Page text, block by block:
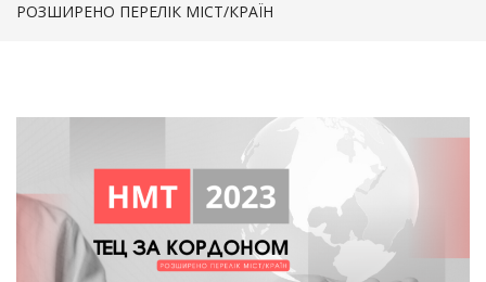
РОЗШИРЕНО ПЕРЕЛІК МІСТ/КРАЇН